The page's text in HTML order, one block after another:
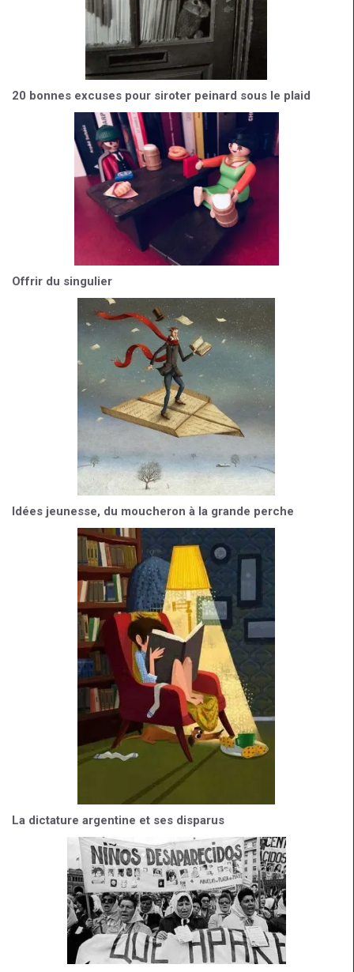
20 bonnes excuses pour siroter peinard sous le plaid
Offrir du singulier
Idées jeunesse, du moucheron à la grande perche
La dictature argentine et ses disparus